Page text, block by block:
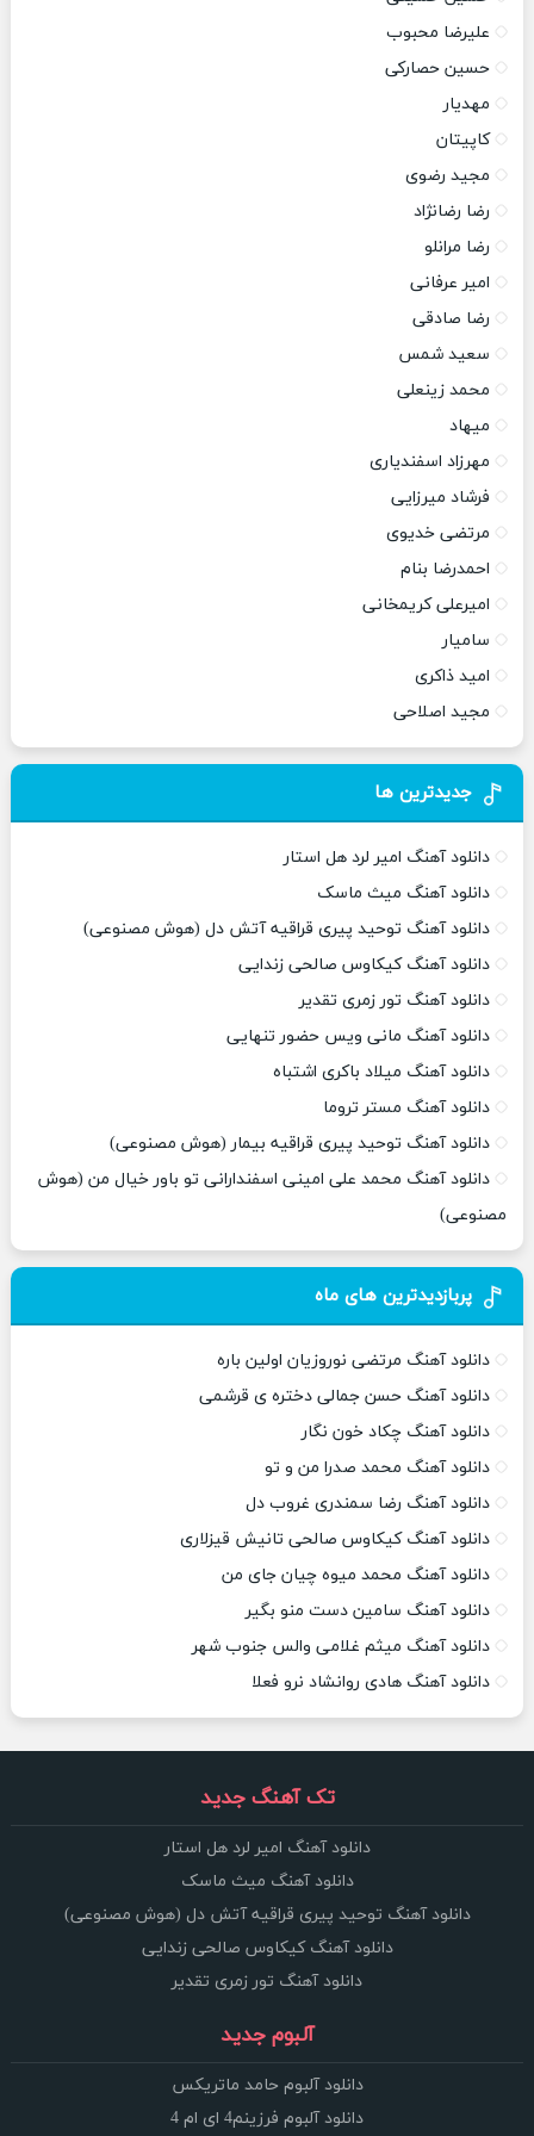
علیرضا محبوب
حسین حصارکی
مهدیار
کاپیتان
مجید رضوی
رضا رضانژاد
رضا مرانلو
امیر عرفانی
رضا صادقی
سعید شمس
محمد زینعلی
میهاد
مهرزاد اسفندیاری
فرشاد میرزایی
مرتضی خدیوی
احمدرضا بنام
امیرعلی کریمخانی
سامیار
امید ذاکری
مجید اصلاحی
جدیدترین ها
دانلود آهنگ امیر لرد هل استار
دانلود آهنگ میث ماسک
دانلود آهنگ توحید پیری قراقیه آتش دل (هوش مصنوعی)
دانلود آهنگ کیکاوس صالحی زندایی
دانلود آهنگ تور زمری تقدیر
دانلود آهنگ مانی ویس حضور تنهایی
دانلود آهنگ میلاد باکری اشتباه
دانلود آهنگ مستر تروما
دانلود آهنگ توحید پیری قراقیه بیمار (هوش مصنوعی)
دانلود آهنگ محمد علی امینی اسفندارانی تو باور خیال من (هوش
مصنوعی)
پربازدیدترین های ماه
دانلود آهنگ مرتضی نوروزیان اولین باره
دانلود آهنگ حسن جمالی دختره ی قرشمی
دانلود آهنگ چکاد خون نگار
دانلود آهنگ محمد صدرا من و تو
دانلود آهنگ رضا سمندری غروب دل
دانلود آهنگ کیکاوس صالحی تانیش قیزلاری
دانلود آهنگ محمد میوه چیان جای من
دانلود آهنگ سامین دست منو بگیر
دانلود آهنگ میثم غلامی والس جنوب شهر
دانلود آهنگ هادی روانشاد نرو فعلا
تک آهنگ جدید
دانلود آهنگ امیر لرد هل استار
دانلود آهنگ میث ماسک
دانلود آهنگ توحید پیری قراقیه آتش دل (هوش مصنوعی)
دانلود آهنگ کیکاوس صالحی زندایی
دانلود آهنگ تور زمری تقدیر
آلبوم جدید
دانلود آلبوم حامد ماتریکس
دانلود آلبوم فرزینم4 ای ام 4